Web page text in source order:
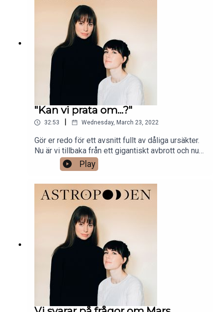
"Kan vi prata om...?"
32:53 Wednesday, March 23, 2022
Gör er redo för ett avsnitt fullt av dåliga ursäkter.
Nu är vi tillbaka från ett gigantiskt avbrott och nu
sitter vi ner, en söndagmorgon med varsin kaffe
och snackar lite om vad som hänt sen sist och
varför vi varit frånvarande.
Play